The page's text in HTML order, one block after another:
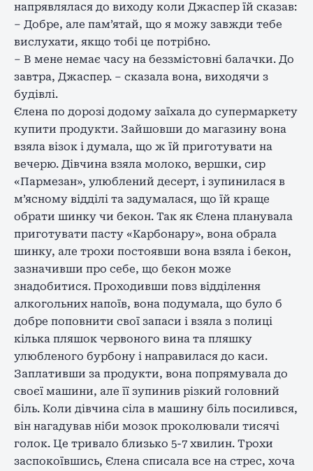
напрявлялася до виходу коли Джаспер їй сказав:
– Добре, але пам’ятай, що я можу завжди тебе
вислухати, якщо тобі це потрібно.
– В мене немає часу на беззмістовні балачки. До
завтра, Джаспер. – сказала вона, виходячи з
будівлі.
Єлена по дорозі додому заїхала до супермаркету
купити продукти. Зайшовши до магазину вона
взяла візок і думала, що ж їй приготувати на
вечерю. Дівчина взяла молоко, вершки, сир
«Пармезан», улюблений десерт, і зупинилася в
м’ясному відділі та задумалася, що їй краще
обрати шинку чи бекон. Так як Єлена планувала
приготувати пасту «Карбонару», вона обрала
шинку, але трохи постоявши вона взяла і бекон,
зазначивши про себе, що бекон може
знадобитися. Проходивши повз відділення
алкогольних напоїв, вона подумала, що було б
добре поповнити свої запаси і взяла з полиці
кілька пляшок червоного вина та пляшку
улюбленого бурбону і направилася до каси.
Заплативши за продукти, вона попрямувала до
своєї машини, але її зупинив різкий головний
біль. Коли дівчина сіла в машину біль посилився,
він нагадував ніби мозок проколювали тисячі
голок. Це тривало близько 5-7 хвилин. Трохи
заспокоївшись, Єлена списала все на стрес, хоча